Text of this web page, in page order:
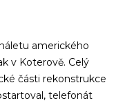
amerického
v Koterově. Celý
části rekonstrukce
telefonát